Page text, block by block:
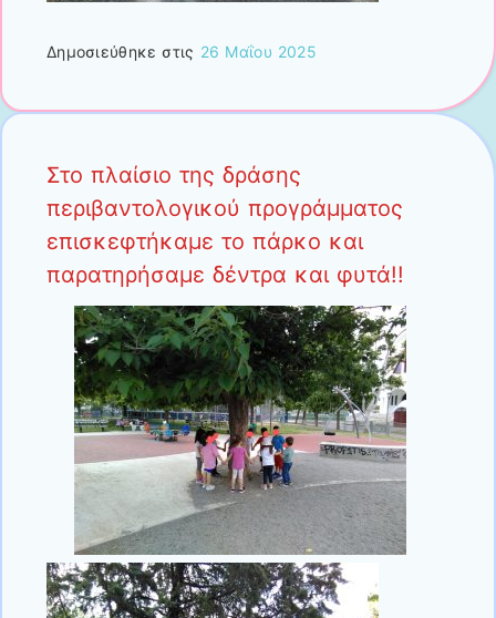
Δημοσιεύθηκε στις 26 Μαΐου 2025
Στο πλαίσιο της δράσης
περιβαντολογικού προγράμματος
επισκεφτήκαμε το πάρκο και
παρατηρήσαμε δέντρα και φυτά!!